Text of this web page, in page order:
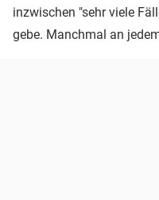
inzwischen "sehr viele
gebe. Manchmal an